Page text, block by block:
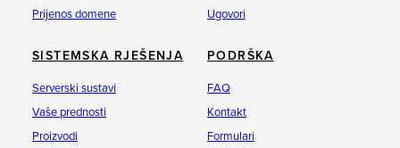
Prijenos domene
Ugovori
SISTEMSKA RJEŠENJA
Serverski sustavi
Vaše prednosti
Proizvodi
PODRŠKA
FAQ
Kontakt
Formulari